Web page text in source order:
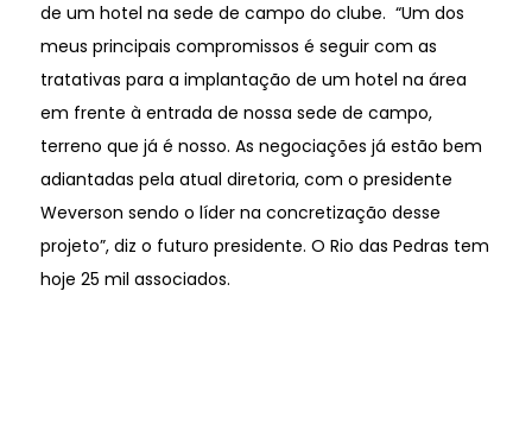
de um hotel na sede de campo do clube. “Um dos
meus principais compromissos é seguir com as
tratativas para a implantação de um hotel na área
em frente à entrada de nossa sede de campo,
terreno que já é nosso. As negociações já estão bem
adiantadas pela atual diretoria, com o presidente
Weverson sendo o líder na concretização desse
projeto”, diz o futuro presidente. O Rio das Pedras tem
hoje 25 mil associados.